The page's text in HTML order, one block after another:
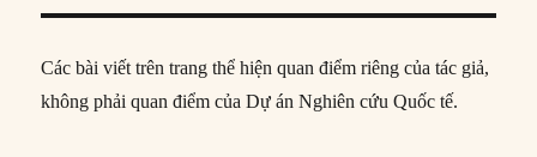
Các bài viết trên trang thể hiện quan điểm riêng của tác giả,
không phải quan điểm của Dự án Nghiên cứu Quốc tế.